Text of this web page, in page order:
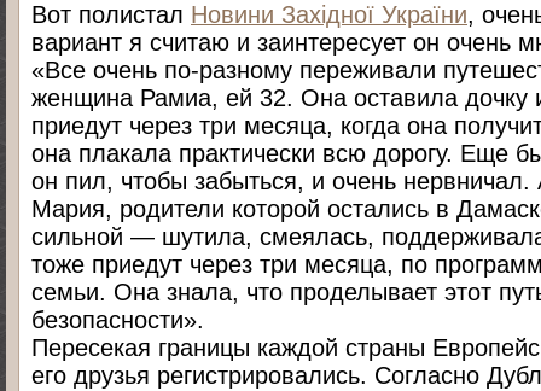
Вот полистал Новини Західної України,
вариант я считаю и заинтересует он очень
«Все очень по-разному переживали
женщина Рамиа, ей 32. Она оставила
приедут через три месяца, когда она
она плакала практически всю дорогу. Еще
он пил, чтобы забыться, и очень нервничал.
Мария, родители которой остались в
сильной — шутила, смеялась,
тоже приедут через три месяца, по
семьи. Она знала, что проделывает этот
безопасности».
Пересекая границы каждой страны
его друзья регистрировались. Согласно